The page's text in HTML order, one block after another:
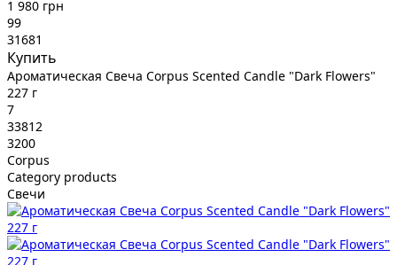
1 980 грн
99
31681
Купить
Ароматическая Свеча Corpus Scented Candle "Dark Flowers"
227 г
7
33812
3200
Corpus
Category products
Свечи